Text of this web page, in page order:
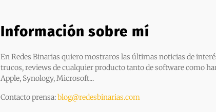
Información sobre mí
En Redes Binarias quiero mostraros las últimas noticias de
trucos, reviews de cualquier producto tanto de software como
Apple, Synology, Microsoft...
Contacto prensa:blog@redesbinarias.com